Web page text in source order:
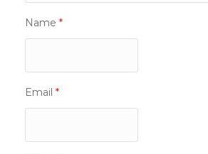
Name *
Email *